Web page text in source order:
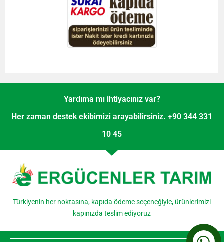
Yardıma mı ihtiyacınız var?
Her zaman destek ekibimizi arayabilirsiniz. +90 344 331
10 45
Türkiyenin her noktasına, kapıda ödeme seçeneğiyle, ürünlerimizi
kapınızda teslim ediyoruz